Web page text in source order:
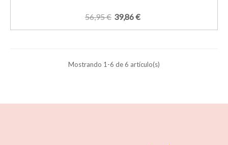
56,95 € 39,86 €
Mostrando 1-6 de 6 artículo(s)